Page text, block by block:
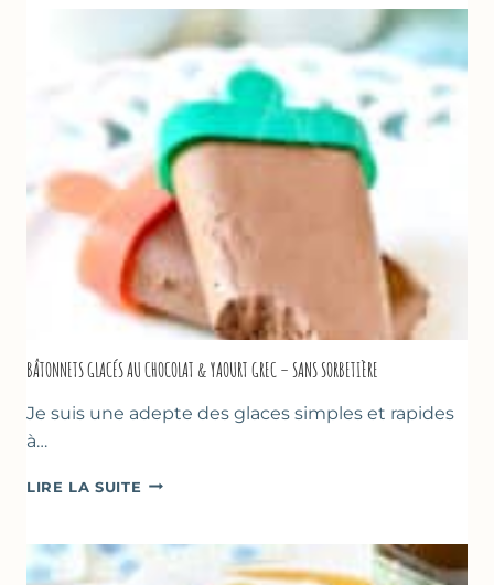
COURGETTES
AU
CITRON
BASILIC
BÂTONNETS GLACÉS AU CHOCOLAT & YAOURT GREC – SANS SORBETIÈRE
Je suis une adepte des glaces simples et rapides
à…
LIRE LA SUITE BÂTONNETS
CHOCOLAT